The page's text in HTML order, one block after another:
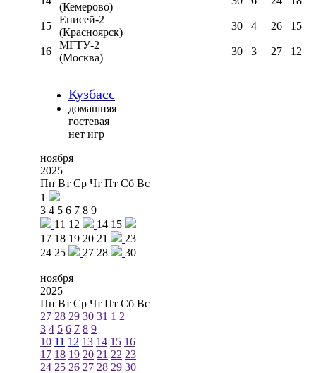
(Кемерово)
15
Енисей-2
(Красноярск)
30 4 26 15
16
МГТУ-2
(Москва)
30 3 27 12
Кузбасс
домашняя
гостевая
нет игр
ноября
2025
Пн Вт Ср Чт Пт Сб Вс
1
3 4 5 6 7 8 9
11 12 14 15
17 18 19 20 21
23
24 25 27 28 30
ноября
2025
Пн Вт Ср Чт Пт Сб Вс
27 28 29 30 31 1 2
3 4 5 6 7 8 9
10 11 12 13 14 15 16
17 18 19 20 21 22 23
24 25 26 27 28 29 30